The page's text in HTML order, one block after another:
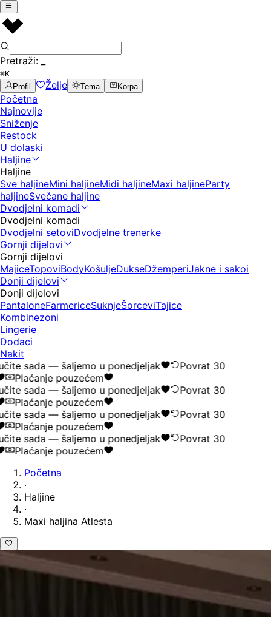
Pretraži:
⌘K
Profil
Želje Tema Korpa
Početna
Najnovije
Sniženje
Restock
U dolaski
Haljine
Haljine
Sve haljineMini haljineMidi haljineMaxi haljineParty
haljineSvečane haljine
Dvodjelni komadi
Dvodjelni komadi
Dvodjelni setoviDvodjelne trenerke
Gornji dijelovi
Gornji dijelovi
MajiceTopoviBodyKošuljeDukseDžemperiJakne i sakoi
Donji dijelovi
Donji dijelovi
PantaloneFarmericeSuknjeŠorceviTajice
Kombinezoni
Lingerie
Dodaci
Nakit
sada — šaljemo u ponedjeljak
Povrat 30
Plaćanje pouzećem
sada — šaljemo u ponedjeljak
Povrat 30
Plaćanje pouzećem
sada — šaljemo u ponedjeljak
Povrat 30
Plaćanje pouzećem
sada — šaljemo u ponedjeljak
Povrat 30
Plaćanje pouzećem
Početna
·
Haljine
·
Maxi haljina Atlesta